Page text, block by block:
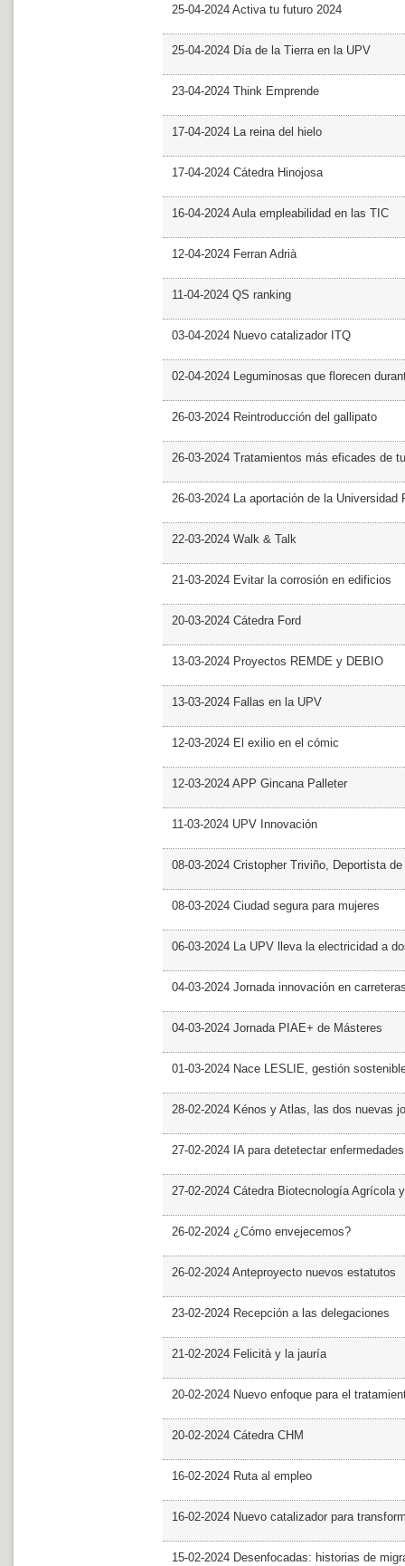
25-04-2024 Activa tu futuro 2024
25-04-2024 Día de la Tierra en la UPV
23-04-2024 Think Emprende
17-04-2024 La reina del hielo
17-04-2024 Cátedra Hinojosa
16-04-2024 Aula empleabilidad en las TIC
12-04-2024 Ferran Adrià
11-04-2024 QS ranking
03-04-2024 Nuevo catalizador ITQ
02-04-2024 Leguminosas que florecen
26-03-2024 Reintroducción del gallipato
26-03-2024 Tratamientos más eficades de
26-03-2024 La aportación de la Universidad
22-03-2024 Walk & Talk
21-03-2024 Evitar la corrosión en edificios
20-03-2024 Cátedra Ford
13-03-2024 Proyectos REMDE y DEBIO
13-03-2024 Fallas en la UPV
12-03-2024 El exilio en el cómic
12-03-2024 APP Gincana Palleter
11-03-2024 UPV Innovación
08-03-2024 Cristopher Triviño, Deportista
08-03-2024 Ciudad segura para mujeres
06-03-2024 La UPV lleva la electricidad a
04-03-2024 Jornada innovación en
04-03-2024 Jornada PIAE+ de Másteres
01-03-2024 Nace LESLIE, gestión
28-02-2024 Kénos y Atlas, las dos nuevas
27-02-2024 IA para detetectar
27-02-2024 Cátedra Biotecnología Agrícola
26-02-2024 ¿Cómo envejecemos?
26-02-2024 Anteproyecto nuevos estatutos
23-02-2024 Recepción a las delegaciones
21-02-2024 Felicità y la jauría
20-02-2024 Nuevo enfoque para el
20-02-2024 Cátedra CHM
16-02-2024 Ruta al empleo
16-02-2024 Nuevo catalizador para
15-02-2024 Desenfocadas: historias de